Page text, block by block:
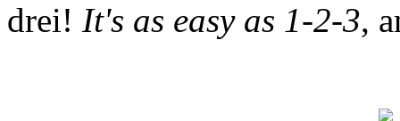
drei! It's as easy as 1-2-3,